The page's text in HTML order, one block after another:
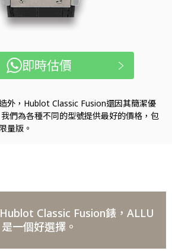
即時估價
外，Hublot Classic Fusion還因其簡潔優
們為各種不同的型號提供最好的價格，包
量版。
Classic Fusion錶，ALLU
是一個好選擇。